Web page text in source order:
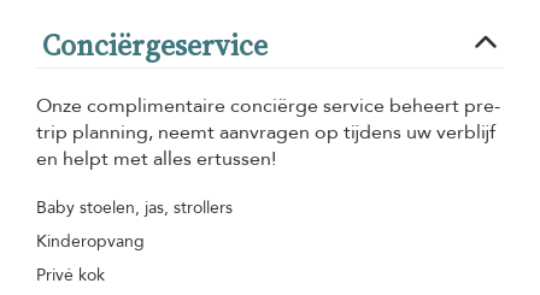
Conciërgeservice
Onze complimentaire conciërge service beheert pre-
trip planning, neemt aanvragen op tijdens uw verblijf
en helpt met alles ertussen!
Baby stoelen, jas, strollers
Kinderopvang
Privé kok